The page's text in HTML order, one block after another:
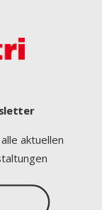
aktuellen